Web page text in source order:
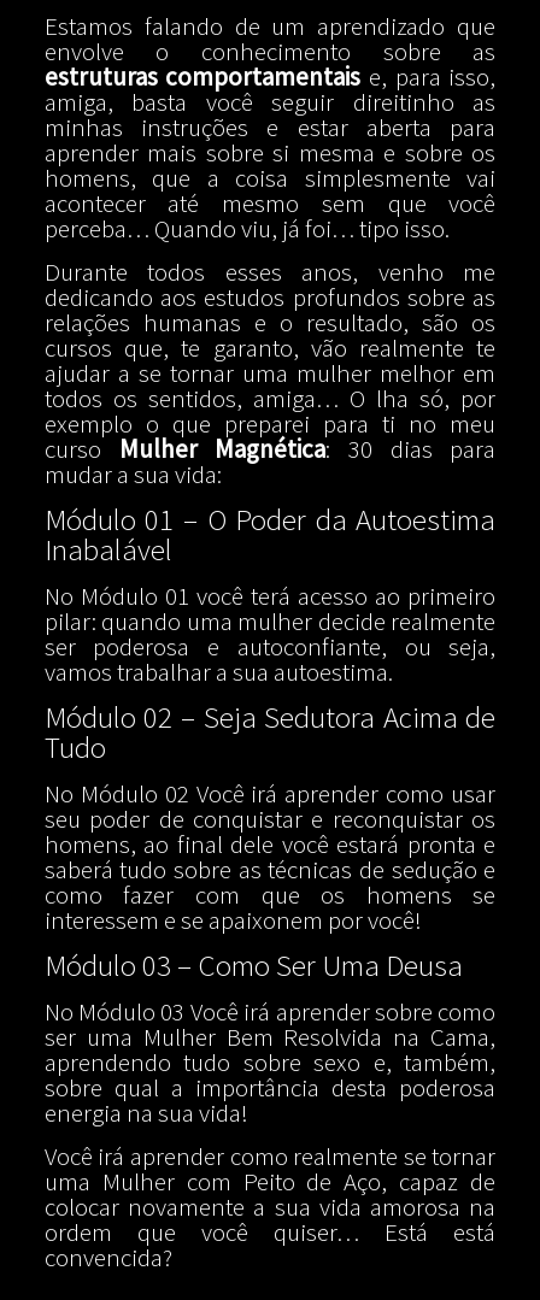
Estamos falando de um aprendizado que
envolve o conhecimento sobre as
estruturas comportamentais e, para isso,
amiga, basta você seguir direitinho as
minhas instruções e estar aberta para
aprender mais sobre si mesma e sobre os
homens, que a coisa simplesmente vai
acontecer até mesmo sem que você
perceba… Quando viu, já foi… tipo isso.
Durante todos esses anos, venho me
dedicando aos estudos profundos sobre as
relações humanas e o resultado, são os
cursos que, te garanto, vão realmente te
ajudar a se tornar uma mulher melhor em
todos os sentidos, amiga… O lha só, por
exemplo o que preparei para ti no meu
curso Mulher Magnética: 30 dias para
mudar a sua vida:
Módulo 01 – O Poder da Autoestima
Inabalável
No Módulo 01 você terá acesso ao primeiro
pilar: quando uma mulher decide realmente
ser poderosa e autoconfiante, ou seja,
vamos trabalhar a sua autoestima.
Módulo 02 – Seja Sedutora Acima de
Tudo
No Módulo 02 Você irá aprender como usar
seu poder de conquistar e reconquistar os
homens, ao final dele você estará pronta e
saberá tudo sobre as técnicas de sedução e
como fazer com que os homens se
interessem e se apaixonem por você!
Módulo 03 – Como Ser Uma Deusa
No Módulo 03 Você irá aprender sobre como
ser uma Mulher Bem Resolvida na Cama,
aprendendo tudo sobre sexo e, também,
sobre qual a importância desta poderosa
energia na sua vida!
Você irá aprender como realmente se tornar
uma Mulher com Peito de Aço, capaz de
colocar novamente a sua vida amorosa na
ordem que você quiser… Está está
convencida?